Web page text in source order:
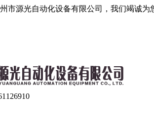
市源光自动化设备有限公司，我们竭诚为